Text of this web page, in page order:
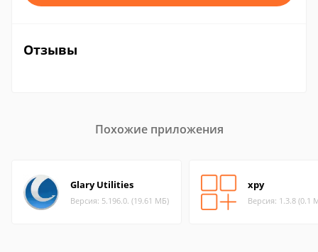
Отзывы
Похожие приложения
Glary Utilities
Версия: 5.196.0. (19.61 МБ)
xpy
Версия: 1.3.8 (0.1